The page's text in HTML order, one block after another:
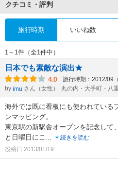
クチコミ・評判
旅行時期 いいね数
1～1件（全1件中）
日本でも素敵な演出★
4.0 旅行時期：2012/09
by imu さん（女性） 丸の内・大手町・八
海外では既に看板にも使われている
ンマッピング。
東京駅の新駅舎オープンを記念して
と日曜日にこ ...
続きを読む
投稿日:2013/01/19